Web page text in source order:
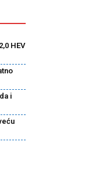
HEV
i